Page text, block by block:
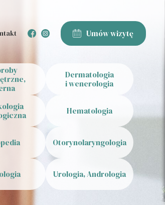
Umów wizytę
Dermatologia
i wenerologia
Hematologia
Otorynolaryngologia
Urologia, Andrologia